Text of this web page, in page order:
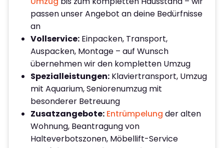
passen unser Angebot an deine Bedürfnisse
an
Vollservice: Einpacken, Transport,
Auspacken, Montage – auf Wunsch
übernehmen wir den kompletten Umzug
Spezialleistungen: Klaviertransport, Umzug
mit Aquarium, Seniorenumzug mit
besonderer Betreuung
Zusatzangebote: Entrümpelung der alten
Wohnung, Beantragung von
Halteverbotszonen, Möbellift-Service